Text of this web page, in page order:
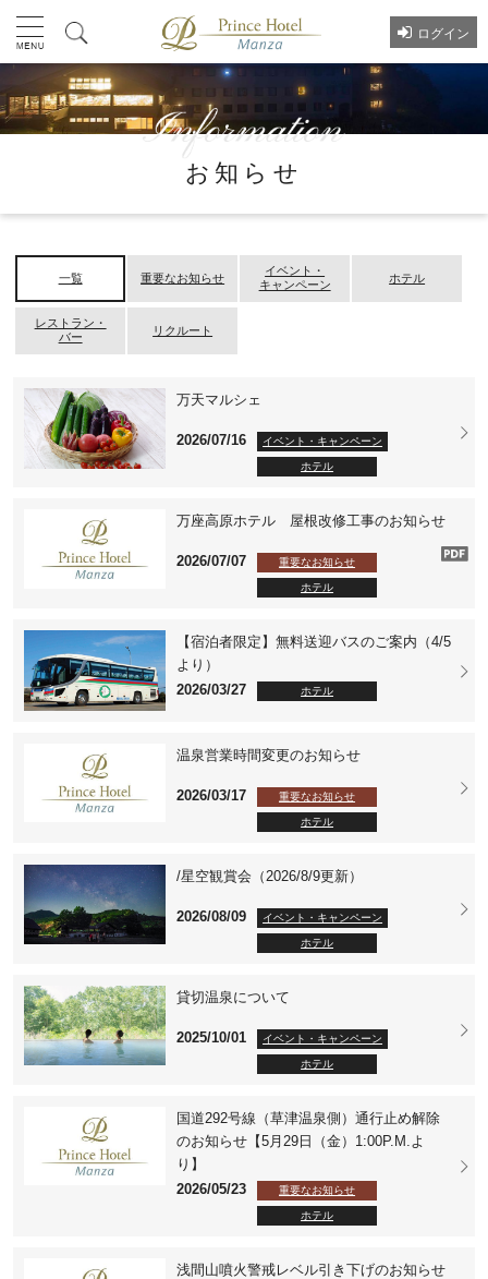
ログイン
お知らせ
一覧 重要なお知らせ
イベント・
キャンペーン
ホテル
レストラン・
バー
リクルート
万天マルシェ
2026/07/16 イベント・キャンペーン
ホテル
万座高原ホテル 屋根改修工事のお知らせ
2026/07/07 重要なお知らせ
ホテル
【宿泊者限定】無料送迎バスのご案内（4/5
より）
2026/03/27
ホテル
温泉営業時間変更のお知らせ
2026/03/17 重要なお知らせ
ホテル
/星空観賞会（2026/8/9更新）
2026/08/09 イベント・キャンペーン
ホテル
貸切温泉について
2025/10/01 イベント・キャンペーン
ホテル
国道292号線（草津温泉側）通行止め解除
のお知らせ【5月29日（金）1:00P.M.よ
り】
2026/05/23
重要なお知らせ
ホテル
浅間山噴火警戒レベル引き下げのお知らせ